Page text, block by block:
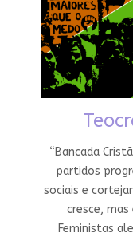
“Bancada
partidos
sociais e
cresce,
Feministas